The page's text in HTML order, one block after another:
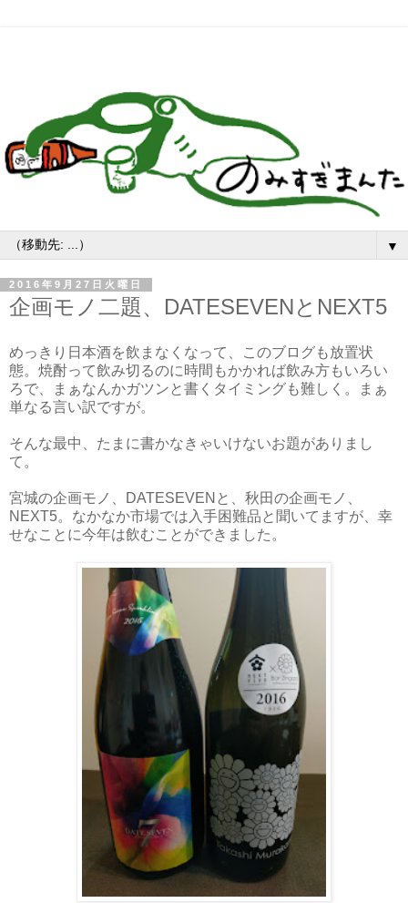
▼
2016年9月27日火曜日
企画モノ二題、DATESEVENとNEXT5
めっきり日本酒を飲まなくなって、このブログも放置状
態。焼酎って飲み切るのに時間もかかれば飲み方もいろい
ろで、まぁなんかガツンと書くタイミングも難しく。まぁ
単なる言い訳ですが。
そんな最中、たまに書かなきゃいけないお題がありまし
て。
宮城の企画モノ、DATESEVENと、秋田の企画モノ、
NEXT5。なかなか市場では入手困難品と聞いてますが、幸
せなことに今年は飲むことができました。